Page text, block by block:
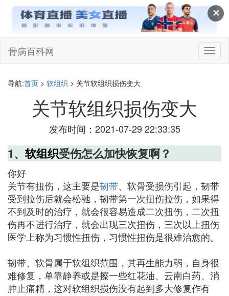
✕
切
换
骨病百科网
导航:首页 > 软组织 > 关节软组织损伤变大
关节软组织损伤变大
发布时间：2021-07-29 22:33:35
1、 软组织受伤怎么加快恢复啊？
你好
关节有扭伤，这主要是韧带、软骨受损伤引起，韧带
受到拉伤后就会松驰，韧带第一次扭伤拉伤，如果得
不到及时的治疗，就会很容易造成二次扭伤，二次扭
伤再不进行治疗，就会出现三次扭伤，三次以上扭伤
医学上称为习惯性扭伤，习惯性扭伤是很难治愈的。
韧带、软骨属于软组织范围，其再生能力弱，自身很
难修复，单靠静养或是擦一些红花油、云南白药、消
肿止痛精，这对软组织损伤没有起到多大修复作有